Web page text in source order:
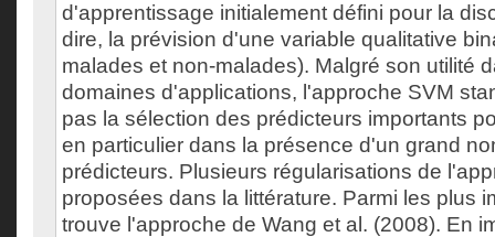
d'apprentissage initialement défini pour la
dire, la prévision d'une variable qualitative
malades et non-malades). Malgré son utilité
domaines d'applications, l'approche SVM
pas la sélection des prédicteurs importants
en particulier dans la présence d'un grand
prédicteurs. Plusieurs régularisations de
proposées dans la littérature. Parmi les plus
trouve l'approche de Wang et al. (2008). En